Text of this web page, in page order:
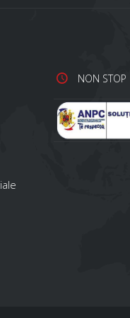
NON STOP